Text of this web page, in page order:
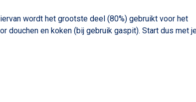
wordt het grootste deel (80%) gebruikt voor het
douchen en koken (bij gebruik gaspit). Start dus met